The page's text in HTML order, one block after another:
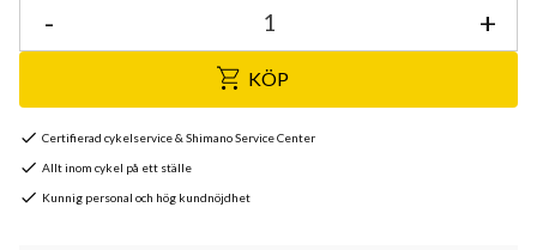
+
-
KÖP
Certifierad cykelservice & Shimano Service Center
Allt inom cykel på ett ställe
Kunnig personal och hög kundnöjdhet